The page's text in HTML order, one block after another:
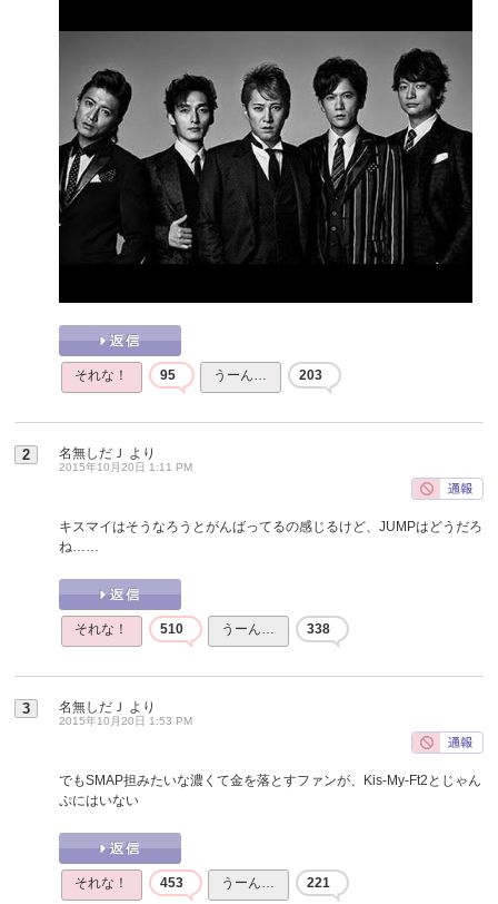
それな！ 95 うーん… 203
2 名無しだＪ より
2015年10月20日 1:11 PM
キスマイはそうなろうとがんばってるの感じるけど、JUMPはどうだろ
ね……
それな！ 510 うーん… 338
3 名無しだＪ より
2015年10月20日 1:53 PM
でもSMAP担みたいな濃くて金を落とすファンが、Kis-My-Ft2とじゃん
ぷにはいない
それな！ 453 うーん… 221